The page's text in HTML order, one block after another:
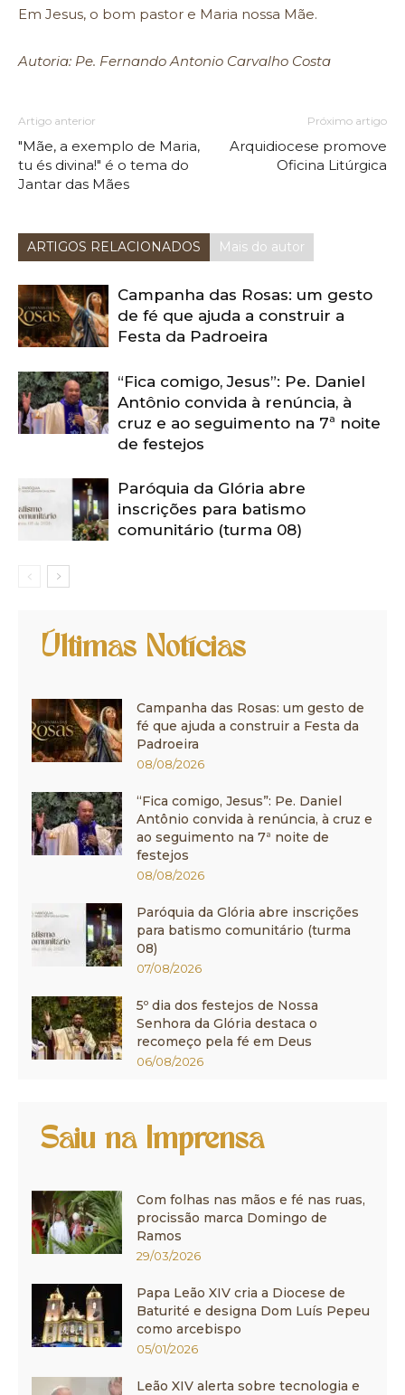
Em Jesus, o bom pastor e Maria nossa Mãe.
Autoria: Pe. Fernando Antonio Carvalho Costa
Artigo anterior
"Mãe, a exemplo de Maria,
tu és divina!" é o tema do
Jantar das Mães
Próximo artigo
Arquidiocese promove
Oficina Litúrgica
ARTIGOS RELACIONADOS Mais do autor
Campanha das Rosas: um gesto
de fé que ajuda a construir a
Festa da Padroeira
“Fica comigo, Jesus”: Pe. Daniel
Antônio convida à renúncia, à
cruz e ao seguimento na 7ª noite
de festejos
Paróquia da Glória abre
inscrições para batismo
comunitário (turma 08)
Últimas Notícias
Campanha das Rosas: um gesto de
fé que ajuda a construir a Festa da
Padroeira
08/08/2026
“Fica comigo, Jesus”: Pe. Daniel
Antônio convida à renúncia, à cruz e
ao seguimento na 7ª noite de
festejos
08/08/2026
Paróquia da Glória abre inscrições
para batismo comunitário (turma
08)
07/08/2026
5º dia dos festejos de Nossa
Senhora da Glória destaca o
recomeço pela fé em Deus
06/08/2026
Saiu na Imprensa
Com folhas nas mãos e fé nas ruas,
procissão marca Domingo de
Ramos
29/03/2026
Papa Leão XIV cria a Diocese de
Baturité e designa Dom Luís Pepeu
como arcebispo
05/01/2026
Leão XIV alerta sobre tecnologia e